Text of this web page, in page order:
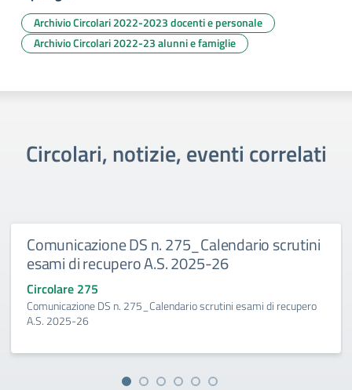
Archivio Circolari 2022-2023 docenti e personale
Archivio Circolari 2022-23 alunni e famiglie
Circolari, notizie, eventi correlati
Comunicazione DS n. 275_Calendario scrutini
esami di recupero A.S. 2025-26
Circolare 275
Comunicazione DS n. 275_Calendario scrutini esami di recupero
A.S. 2025-26